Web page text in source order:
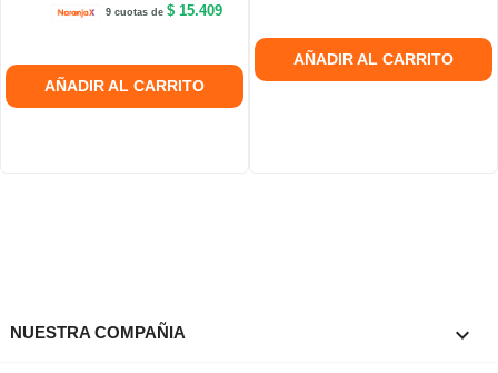
9 cuotas de$ 15.409
AÑADIR AL CARRITO
AÑADIR AL CARRITO
NUESTRA COMPAÑIA 